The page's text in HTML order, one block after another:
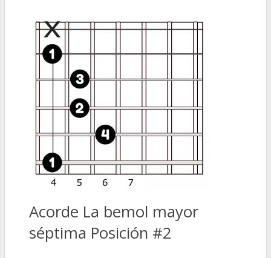
Acorde La bemol mayor
séptima Posición #2